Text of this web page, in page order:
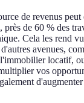
de revenus
, près de 60 % des
Cela les rend
avenues,
locatif,
vos